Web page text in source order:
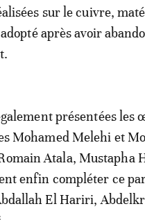
sur le cuivre,
après avoir
présentées les
Mohamed Melehi et
Atala, Mustapha
enfin compléter ce
El Hariri,